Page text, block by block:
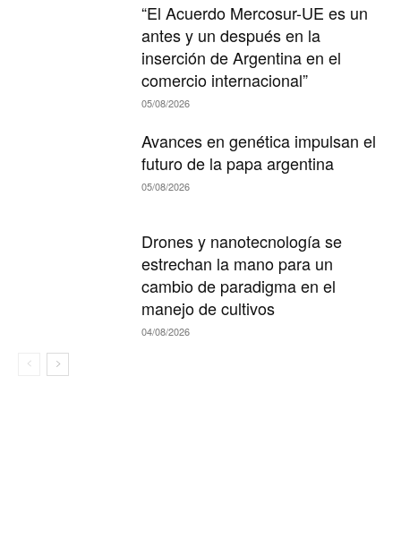
“El Acuerdo Mercosur-UE es un
antes y un después en la
inserción de Argentina en el
comercio internacional”
05/08/2026
Avances en genética impulsan el
futuro de la papa argentina
05/08/2026
Drones y nanotecnología se
estrechan la mano para un
cambio de paradigma en el
manejo de cultivos
04/08/2026